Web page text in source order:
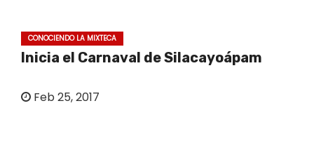
CONOCIENDO LA MIXTECA
Inicia el Carnaval de Silacayoápam
Feb 25, 2017